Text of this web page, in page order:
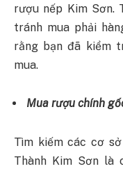
rượu nếp Kim Sơn.
tránh mua phải
rằng bạn đã kiểm
mua.
Mua rượu chính
Tìm kiếm các cơ
Thành Kim Sơn là